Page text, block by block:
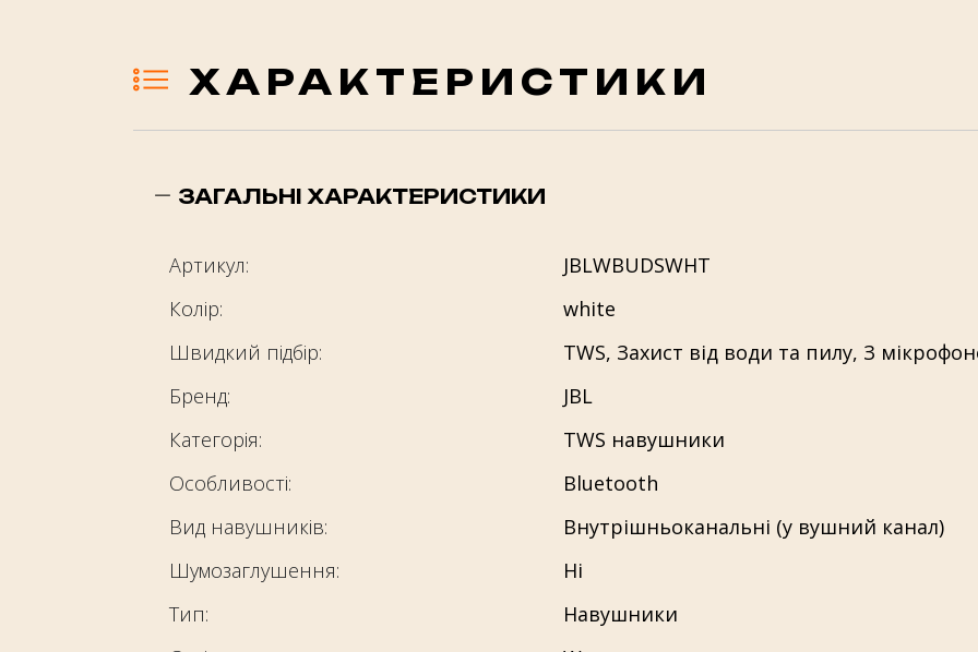
ХАРАКТЕРИСТИКИ
ЗАГАЛЬНІ ХАРАКТЕРИСТИКИ
Артикул:
JBLWBUDSWHT
Колір:
white
Швидкий підбір:
TWS, Захист від води та пилу, З
Бренд:
JBL
Категорія:
TWS навушники
Особливості:
Bluetooth
Вид навушників:
Внутрішньоканальні (у вушний канал)
Шумозаглушення:
Ні
Тип:
Навушники